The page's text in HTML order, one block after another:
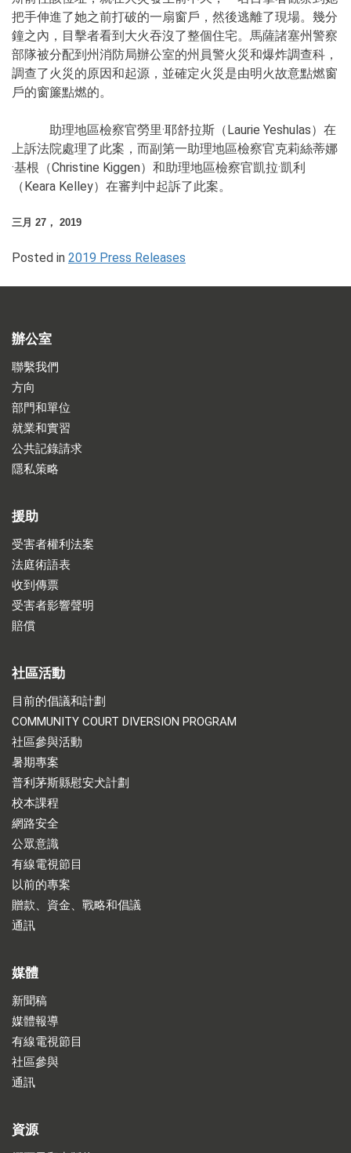
把手伸進了她之前打破的一扇窗戶，然後逃離了現場。幾分
鐘之內，目擊者看到大火吞沒了整個住宅。馬薩諸塞州警察
部隊被分配到州消防局辦公室的州員警火災和爆炸調查科，
調查了火災的原因和起源，並確定火災是由明火故意點燃窗
戶的窗簾點燃的。
助理地區檢察官勞里·耶舒拉斯（Laurie Yeshulas）在
上訴法院處理了此案，而副第一助理地區檢察官克莉絲蒂娜
·基根（Christine Kiggen）和助理地區檢察官凱拉·凱利
（Keara Kelley）在審判中起訴了此案。
三月 27， 2019
Posted in 2019 Press Releases
辦公室
聯繫我們
方向
部門和單位
就業和實習
公共記錄請求
隱私策略
援助
受害者權利法案
法庭術語表
收到傳票
受害者影響聲明
賠償
社區活動
目前的倡議和計劃
COMMUNITY COURT DIVERSION PROGRAM
社區參與活動
暑期專案
普利茅斯縣慰安犬計劃
校本課程
網路安全
公眾意識
有線電視節目
以前的專案
贈款、資金、戰略和倡議
通訊
媒體
新聞稿
媒體報導
有線電視節目
社區參與
通訊
資源